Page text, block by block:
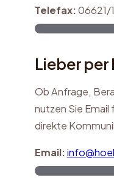
Telefax:06621/
Lieber per
Ob Anfrage,
nutzen Sie Email
direkte
Email: